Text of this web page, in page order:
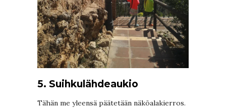
5. Suihkulähdeaukio
Tähän me yleensä päätetään näköalakierros.